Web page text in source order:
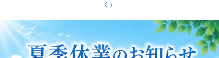
く）